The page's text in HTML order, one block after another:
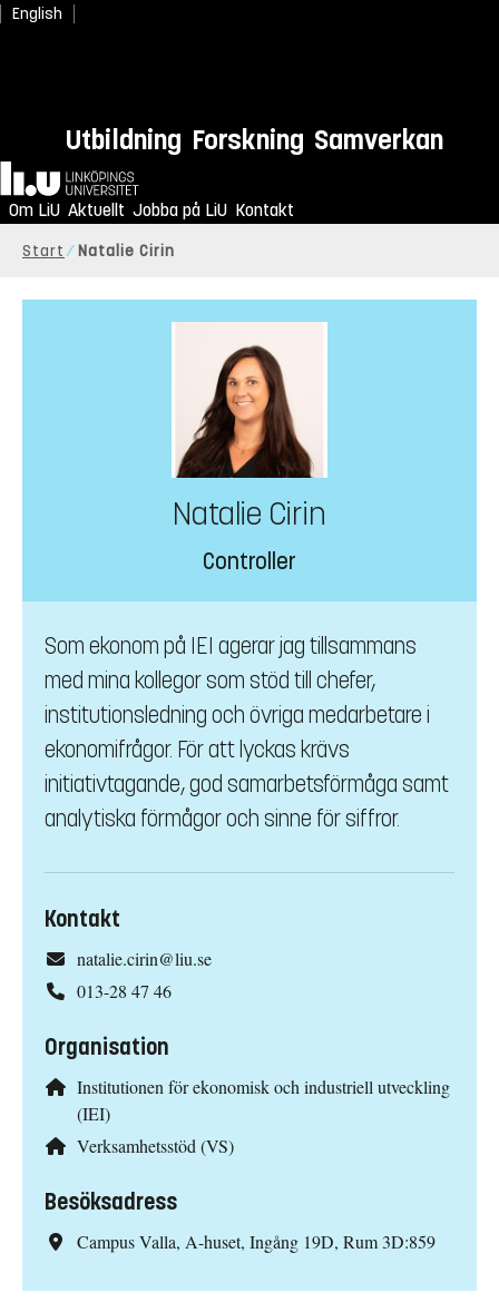
English
Utbildning Forskning Samverkan
Hem
Om LiU Aktuellt Jobba på LiU Kontakt
Start Natalie Cirin
Natalie Cirin
Controller
Som ekonom på IEI agerar jag tillsammans
med mina kollegor som stöd till chefer,
institutionsledning och övriga medarbetare i
ekonomifrågor. För att lyckas krävs
initiativtagande, god samarbetsförmåga samt
analytiska förmågor och sinne för siffror.
Kontakt
natalie.cirin@liu.se
013-28 47 46
Organisation
Institutionen för ekonomisk och industriell utveckling
(IEI)
Verksamhetsstöd (VS)
Besöksadress
Campus Valla, A-huset, Ingång 19D, Rum 3D:859